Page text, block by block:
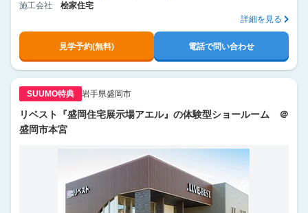
施工会社
桧家住宅
詳細を見る
見学予約(無料) 電話で問い合わせ
SUUMO特典 岩手県盛岡市
リベスト『盛岡住宅展示場アエル』の体験型ショールーム ＠
盛岡市本宮